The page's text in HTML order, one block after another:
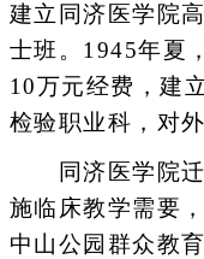
建立同济医学院
士班。1945年夏
10万元经费，建
检验职业科，对
同济医学院迁
施临床教学需要
中山公园群众教